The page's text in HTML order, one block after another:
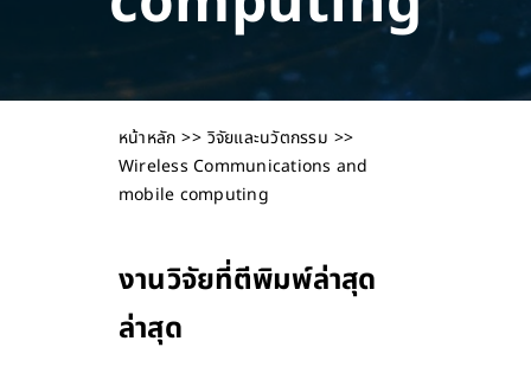
หน้าหลัก
วิจัยและนวัตกรรม
Wireless Communications and
mobile computing
งานวิจัยที่ตีพิมพ์ล่าสุด
ล่าสุด